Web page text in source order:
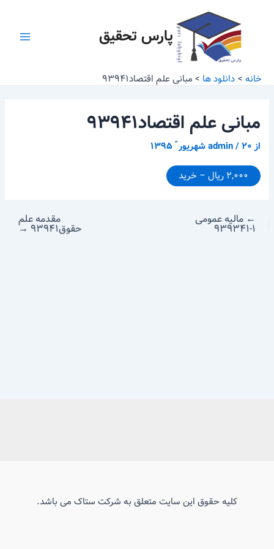
پارس تحقیق
خانه دانلود ها مبانی علم اقتصاد۹۳۹۴۱
مبانی علم اقتصاد۹۳۹۴۱
از admin/۲۰ شهریور ّ ۱۳۹۵
۲,۰۰۰ ریال – خرید
← مالیه عمومی
۱-۹۳۹۳۴۱
مقدمه علم
حقوق۹۳۹۴۱ →
کلیه حقوق این سایت متعلق به شرکت ستاک می باشد.